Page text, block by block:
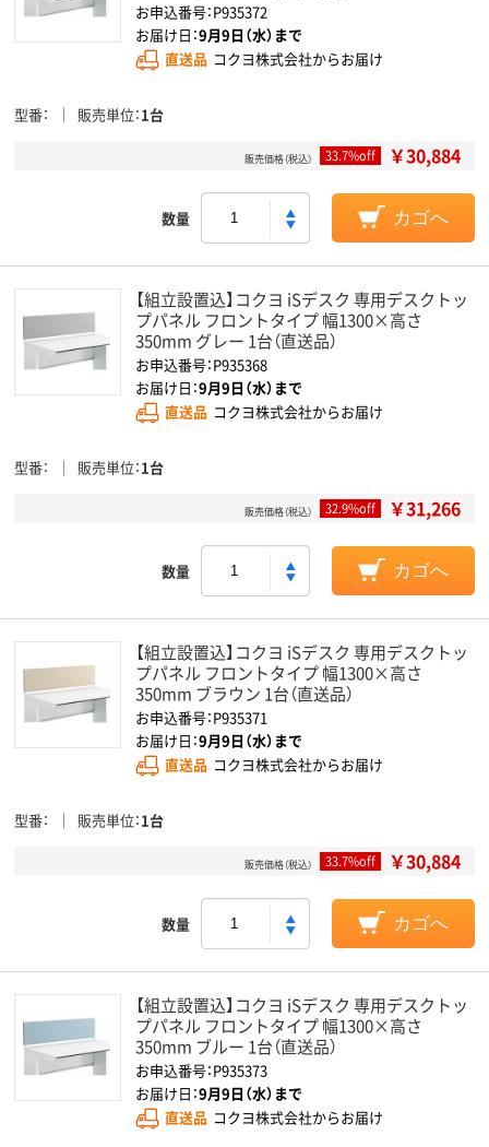
お申込番号：P935372
お届け日：9月9日（水）まで
直送品 コクヨ株式会社からお届け
型番 販売単位 1台
販売価格（税込） 33.7%off ￥30,884
数量 カゴへ
【組立設置込】コクヨ iSデスク 専用デスクトッ
プパネル フロントタイプ 幅1300×高さ
350mm グレー 1台（直送品）
お申込番号：P935368
お届け日：9月9日（水）まで
直送品 コクヨ株式会社からお届け
型番 販売単位 1台
販売価格（税込） 32.9%off ￥31,266
数量 カゴへ
【組立設置込】コクヨ iSデスク 専用デスクトッ
プパネル フロントタイプ 幅1300×高さ
350mm ブラウン 1台（直送品）
お申込番号：P935371
お届け日：9月9日（水）まで
直送品 コクヨ株式会社からお届け
型番 販売単位 1台
販売価格（税込） 33.7%off ￥30,884
数量 カゴへ
【組立設置込】コクヨ iSデスク 専用デスクトッ
プパネル フロントタイプ 幅1300×高さ
350mm ブルー 1台（直送品）
お申込番号：P935373
お届け日：9月9日（水）まで
直送品 コクヨ株式会社からお届け